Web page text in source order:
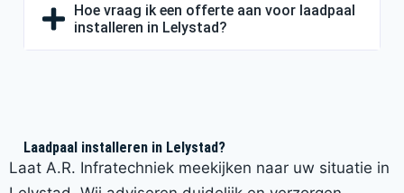
Hoe vraag ik een offerte aan voor laadpaal
installeren in Lelystad?
Laadpaal installeren in Lelystad?
Laat A.R. Infratechniek meekijken naar uw situatie in